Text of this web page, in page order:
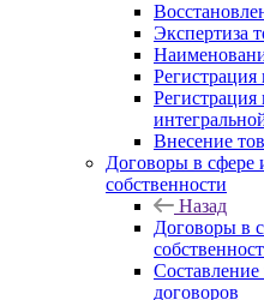
Экспертиза
Внесение
Договоры в сфере
собственности
Назад
Договоры в
договоров